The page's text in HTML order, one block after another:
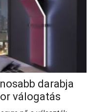
darabja
válogatás